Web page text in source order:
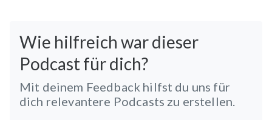
Wie hilfreich war dieser
Podcast für dich?
Mit deinem Feedback hilfst du uns für
dich relevantere Podcasts zu erstellen.